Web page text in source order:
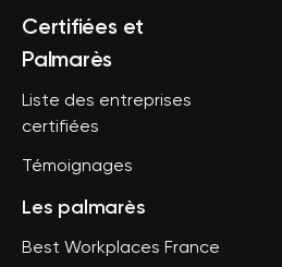
Certifiées et
Palmarès
Liste des entreprises
certifiées
Témoignages
Les palmarès
Best Workplaces France